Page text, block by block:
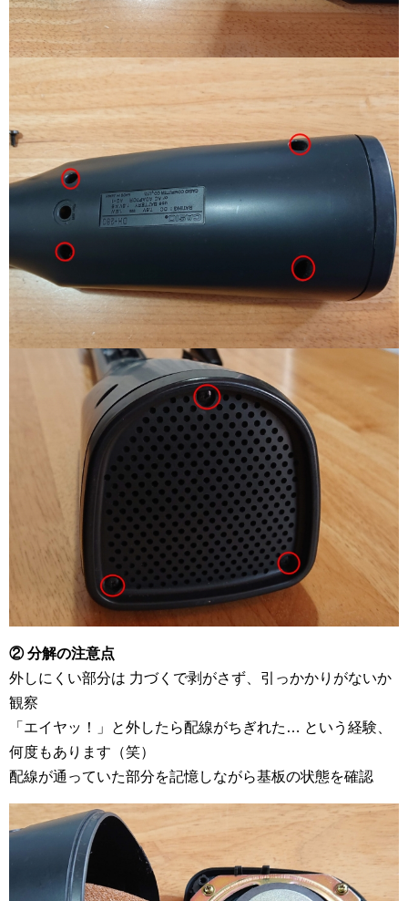
② 分解の注意点
外しにくい部分は 力づくで剥がさず、引っかかりがないか
観察
「エイヤッ！」と外したら配線がちぎれた… という経験、
何度もあります（笑）
配線が通っていた部分を記憶しながら基板の状態を確認